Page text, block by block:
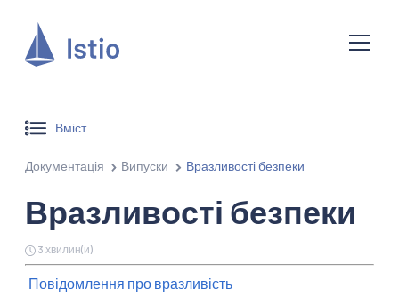
Вміст
Документація Випуски Вразливості безпеки
Вразливості безпеки
3 хвилин(и)
Повідомлення про вразливість